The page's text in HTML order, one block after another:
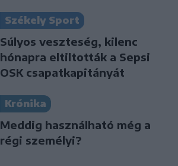
Székely Sport
Súlyos veszteség, kilenc
hónapra eltiltották a Sepsi
OSK csapatkapitányát
Krónika
Meddig használható még a
régi személyi?